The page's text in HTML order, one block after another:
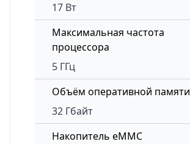
17 Вт
Максимальная частота
процессора
5 ГГц
Объём оперативной памяти
32 Гбайт
Накопитель eMMC